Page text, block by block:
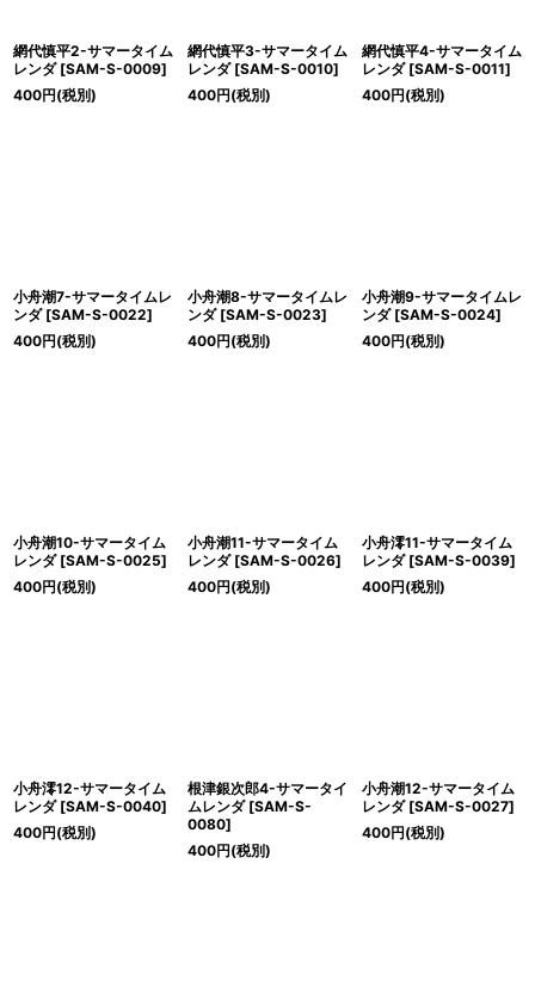
網代慎平2-サマータイム
レンダ [SAM-S-0009]
400円(税別)
網代慎平3-サマータイム
レンダ [SAM-S-0010]
400円(税別)
網代慎平4-サマータイム
レンダ [SAM-S-0011]
400円(税別)
小舟潮7-サマータイムレ
ンダ [SAM-S-0022]
400円(税別)
小舟潮8-サマータイムレ
ンダ [SAM-S-0023]
400円(税別)
小舟潮9-サマータイムレ
ンダ [SAM-S-0024]
400円(税別)
小舟潮10-サマータイム
レンダ [SAM-S-0025]
400円(税別)
小舟潮11-サマータイム
レンダ [SAM-S-0026]
400円(税別)
小舟澪11-サマータイム
レンダ [SAM-S-0039]
400円(税別)
小舟澪12-サマータイム
レンダ [SAM-S-0040]
400円(税別)
根津銀次郎4-サマータイ
ムレンダ [SAM-S-
0080]
400円(税別)
小舟潮12-サマータイム
レンダ [SAM-S-0027]
400円(税別)